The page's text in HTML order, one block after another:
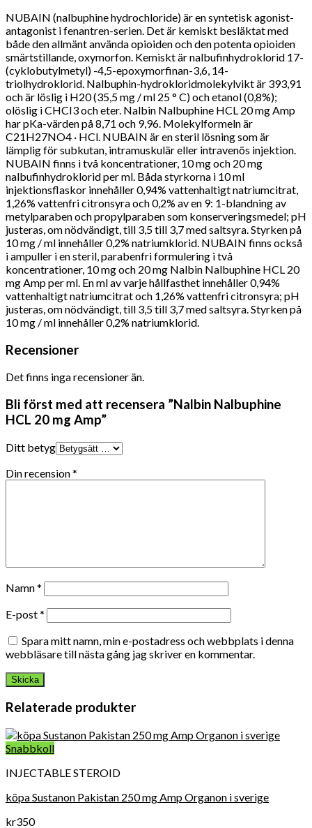
NUBAIN (nalbuphine hydrochloride) är en syntetisk agonist-
antagonist i fenantren-serien. Det är kemiskt besläktat med
både den allmänt använda opioiden och den potenta opioiden
smärtstillande, oxymorfon. Kemiskt är nalbufinhydroklorid 17-
(cyklobutylmetyl) -4,5-epoxymorfinan-3,6, 14-
triolhydroklorid. Nalbuphin-hydrokloridmolekylvikt är 393,91
och är löslig i H20 (35,5 mg / ml 25 ° C) och etanol (0,8%);
olöslig i CHCI3 och eter. Nalbin Nalbuphine HCL 20 mg Amp
har pKa-värden på 8,71 och 9,96. Molekylformeln är
C21H27NO4 · HCl. NUBAIN är en steril lösning som är
lämplig för subkutan, intramuskulär eller intravenös injektion.
NUBAIN finns i två koncentrationer, 10 mg och 20 mg
nalbufinhydroklorid per ml. Båda styrkorna i 10 ml
injektionsflaskor innehåller 0,94% vattenhaltigt natriumcitrat,
1,26% vattenfri citronsyra och 0,2% av en 9: 1-blandning av
metylparaben och propylparaben som konserveringsmedel; pH
justeras, om nödvändigt, till 3,5 till 3,7 med saltsyra. Styrken på
10 mg / ml innehåller 0,2% natriumklorid. NUBAIN finns också
i ampuller i en steril, parabenfri formulering i två
koncentrationer, 10 mg och 20 mg Nalbin Nalbuphine HCL 20
mg Amp per ml. En ml av varje hållfasthet innehåller 0,94%
vattenhaltigt natriumcitrat och 1,26% vattenfri citronsyra; pH
justeras, om nödvändigt, till 3,5 till 3,7 med saltsyra. Styrken på
10 mg / ml innehåller 0,2% natriumklorid.
Recensioner
Det finns inga recensioner än.
Bli först med att recensera ”Nalbin Nalbuphine
HCL 20 mg Amp”
Ditt betyg
Din recension*
Namn*
E-post*
Spara mitt namn, min e-postadress och webbplats i denna
webbläsare till nästa gång jag skriver en kommentar.
Relaterade produkter
Snabbkoll
INJECTABLE STEROID
köpa Sustanon Pakistan 250 mg Amp Organon i sverige
kr350